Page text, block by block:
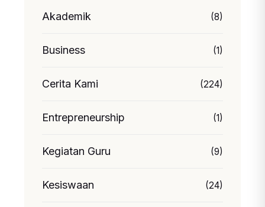
Akademik (8)
Business (1)
Cerita Kami (224)
Entrepreneurship (1)
Kegiatan Guru (9)
Kesiswaan (24)